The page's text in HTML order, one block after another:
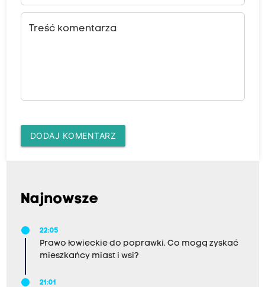
Treść komentarza
DODAJ KOMENTARZ
Najnowsze
22:05
Prawo łowieckie do poprawki. Co mogą zyskać
mieszkańcy miast i wsi?
21:01